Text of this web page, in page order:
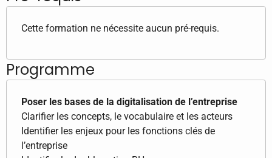
Cette formation ne nécessite aucun pré-requis.
Programme
Poser les bases de la digitalisation de l’entreprise
Clarifier les concepts, le vocabulaire et les acteurs
Identifier les enjeux pour les fonctions clés de
l’entreprise